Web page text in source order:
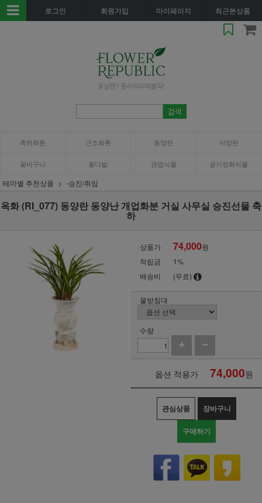
로그인 회원가입 마이페이지 최근본상품
축하화환 근조화환 동양란 서양란
꽃바구니 꽃다발 관엽식물 공기정화식물
테마별 추천상품 -승진/취임
옥화 (RI_077) 동양란 동양난 개업화분 거실 사무실 승진선물 축
하
상품가 74,000원
적립금
1%
배송비
(무료)
물받침대
수량
옵션 적용가 74,000원
관심상품 장바구니
구매하기